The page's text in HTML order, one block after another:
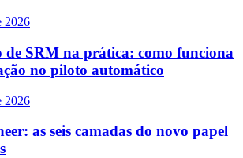
2026
de SRM na prática: como funciona
no piloto automático
2026
as seis camadas do novo papel